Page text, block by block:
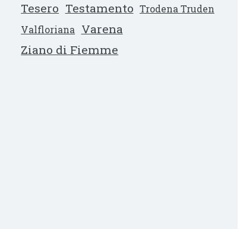
Tesero Testamento Trodena Truden
Valfloriana
Varena
Ziano di Fiemme